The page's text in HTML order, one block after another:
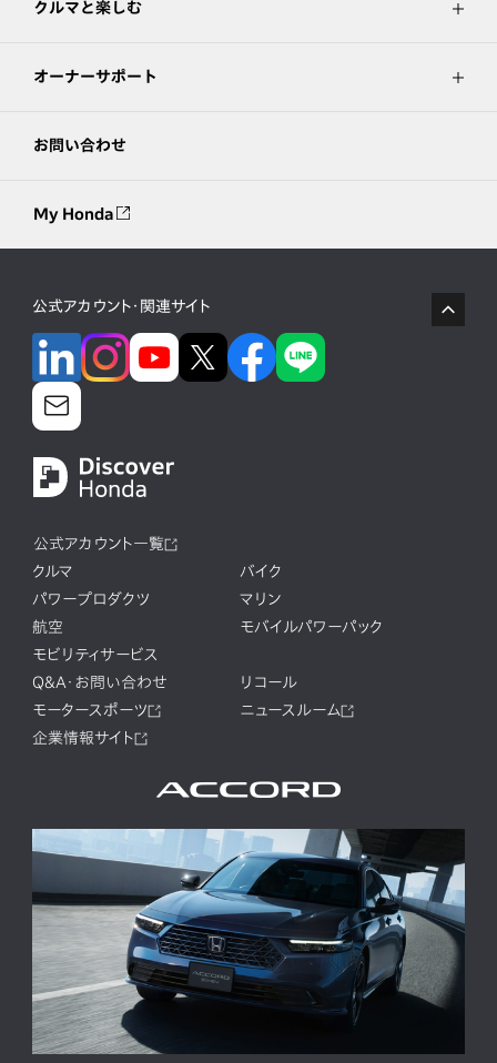
クルマと楽しむ
オーナーサポート
お問い合わせ
My Honda
公式アカウント・関連サイト
公式アカウント一覧
クルマ
バイク
パワープロダクツ
マリン
航空
モバイルパワーパック
モビリティサービス
Q&A・お問い合わせ
リコール
モータースポーツ
ニュースルーム
企業情報サイト